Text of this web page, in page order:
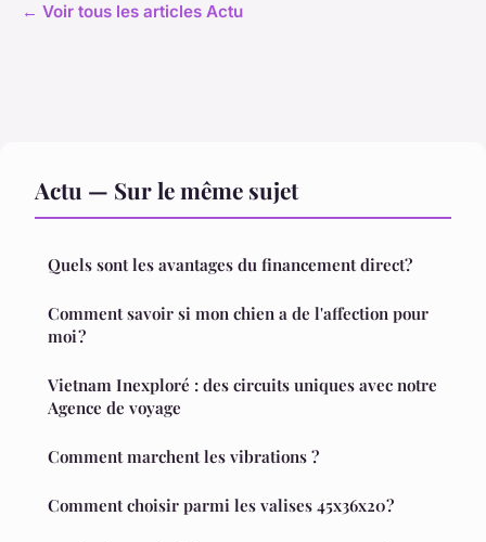
← Voir tous les articles Actu
Actu — Sur le même sujet
Quels sont les avantages du financement direct?
Comment savoir si mon chien a de l'affection pour
moi ?
Vietnam Inexploré : des circuits uniques avec notre
Agence de voyage
Comment marchent les vibrations ?
Comment choisir parmi les valises 45x36x20?